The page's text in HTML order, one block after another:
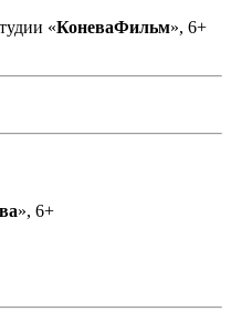
«КоневаФильм», 6+
», 6+